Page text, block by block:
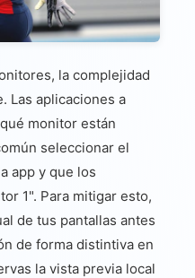
la complejidad
Las aplicaciones a
monitor están
seleccionar el
app y que los
1". Para mitigar esto,
de tus pantallas antes
de forma distintiva en
la vista previa local